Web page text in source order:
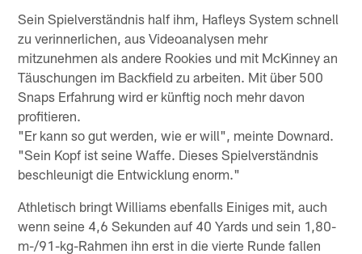
Sein Spielverständnis half ihm, Hafleys System schnell
zu verinnerlichen, aus Videoanalysen mehr
mitzunehmen als andere Rookies und mit McKinney an
Täuschungen im Backfield zu arbeiten. Mit über 500
Snaps Erfahrung wird er künftig noch mehr davon
profitieren.
"Er kann so gut werden, wie er will", meinte Downard.
"Sein Kopf ist seine Waffe. Dieses Spielverständnis
beschleunigt die Entwicklung enorm."
Athletisch bringt Williams ebenfalls Einiges mit, auch
wenn seine 4,6 Sekunden auf 40 Yards und sein 1,80-
m-/91-kg-Rahmen ihn erst in die vierte Runde fallen